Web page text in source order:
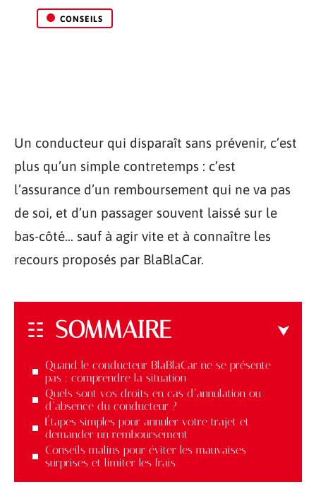
CONSEILS
Un conducteur qui disparaît sans prévenir, c’est
plus qu’un simple contretemps : c’est
l’assurance d’un remboursement qui ne va pas
de soi, et d’un passager souvent laissé sur le
bas-côté… sauf à agir vite et à connaître les
recours proposés par BlaBlaCar.
SOMMAIRE
Quand le conducteur BlaBlaCar ne se présente
pas : comprendre la situation
Quels sont vos droits en cas d’annulation ou
d’absence du conducteur ?
Étapes simples pour annuler votre trajet et
demander un remboursement
Conseils malins pour éviter les mauvaises
surprises et limiter les frais